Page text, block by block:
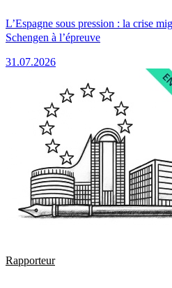
L’Espagne sous pression : la crise
Schengen à l’épreuve
31.07.2026
Rapporteur